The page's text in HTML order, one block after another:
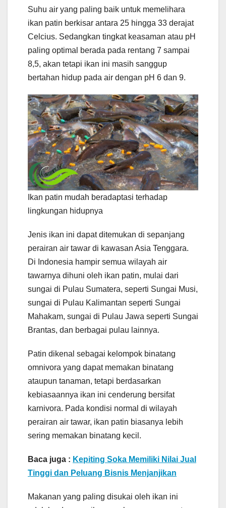
Suhu air yang paling baik untuk memelihara
ikan patin berkisar antara 25 hingga 33 derajat
Celcius. Sedangkan tingkat keasaman atau pH
paling optimal berada pada rentang 7 sampai
8,5, akan tetapi ikan ini masih sanggup
bertahan hidup pada air dengan pH 6 dan 9.
Ikan patin mudah beradaptasi terhadap
lingkungan hidupnya
Jenis ikan ini dapat ditemukan di sepanjang
perairan air tawar di kawasan Asia Tenggara.
Di Indonesia hampir semua wilayah air
tawarnya dihuni oleh ikan patin, mulai dari
sungai di Pulau Sumatera, seperti Sungai Musi,
sungai di Pulau Kalimantan seperti Sungai
Mahakam, sungai di Pulau Jawa seperti Sungai
Brantas, dan berbagai pulau lainnya.
Patin dikenal sebagai kelompok binatang
omnivora yang dapat memakan binatang
ataupun tanaman, tetapi berdasarkan
kebiasaannya ikan ini cenderung bersifat
karnivora. Pada kondisi normal di wilayah
perairan air tawar, ikan patin biasanya lebih
sering memakan binatang kecil.
Baca juga : Kepiting Soka Memiliki Nilai Jual
Tinggi dan Peluang Bisnis Menjanjikan
Makanan yang paling disukai oleh ikan ini